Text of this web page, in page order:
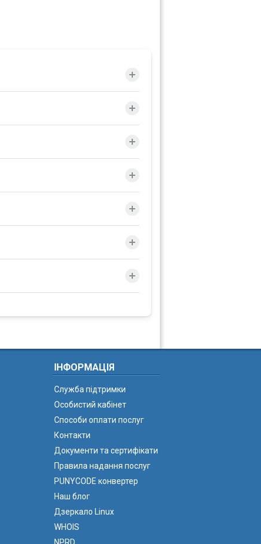
ІНФОРМАЦІЯ
Служба підтримки
Особистий кабінет
Способи оплати послуг
Контакти
Документи та сертифікати
Правила надання послуг
PUNYCODE конвертер
Наш блог
Дзеркало Linux
WHOIS